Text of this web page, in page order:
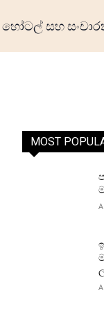
හෝටල් සහ
MOST